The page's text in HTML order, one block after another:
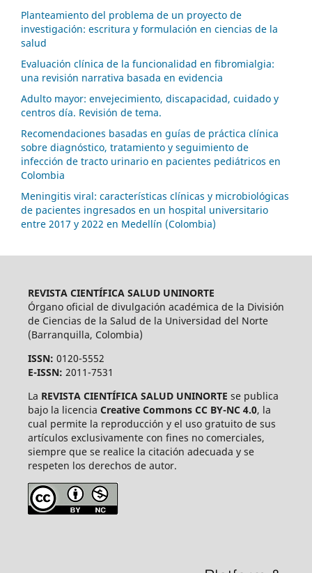
Planteamiento del problema de un proyecto de
investigación: escritura y formulación en ciencias de la
salud
Evaluación clínica de la funcionalidad en fibromialgia:
una revisión narrativa basada en evidencia
Adulto mayor: envejecimiento, discapacidad, cuidado y
centros día. Revisión de tema.
Recomendaciones basadas en guías de práctica clínica
sobre diagnóstico, tratamiento y seguimiento de
infección de tracto urinario en pacientes pediátricos en
Colombia
Meningitis viral: características clínicas y microbiológicas
de pacientes ingresados en un hospital universitario
entre 2017 y 2022 en Medellín (Colombia)
REVISTA CIENTÍFICA SALUD UNINORTE
Órgano oficial de divulgación académica de la División
de Ciencias de la Salud de la Universidad del Norte
(Barranquilla, Colombia)
ISSN: 0120-5552
E-ISSN: 2011-7531
La REVISTA CIENTÍFICA SALUD UNINORTE se publica
bajo la licencia Creative Commons CC BY-NC 4.0, la
cual permite la reproducción y el uso gratuito de sus
artículos exclusivamente con fines no comerciales,
siempre que se realice la citación adecuada y se
respeten los derechos de autor.